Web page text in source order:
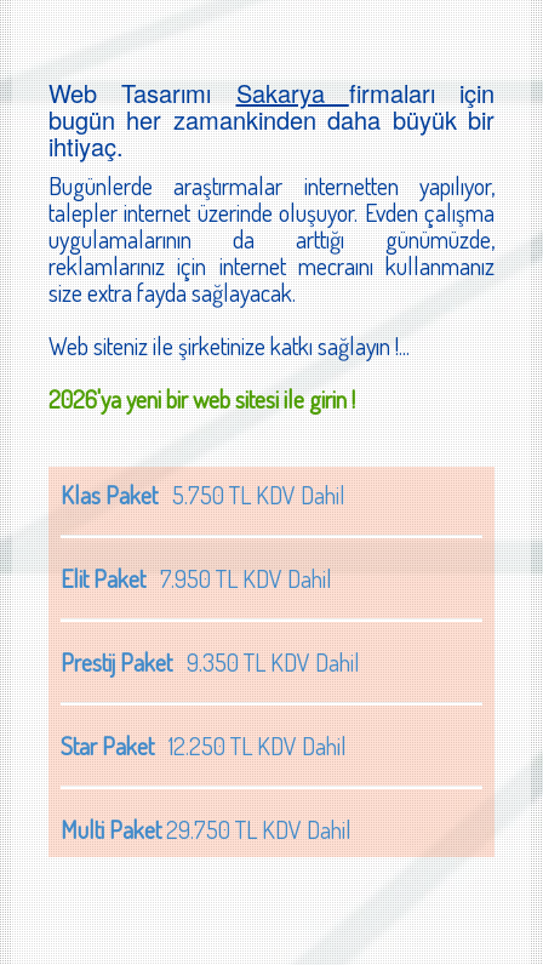
Web TasarımıSakaryafirmaları için
bugün her zamankinden daha büyük bir
ihtiyaç.
Bugünlerde araştırmalar internetten yapılıyor,
talepler internet üzerinde oluşuyor. Evden çalışma
uygulamalarının da arttığı günümüzde,
reklamlarınız için internet mecraını kullanmanız
size extra fayda sağlayacak.
Web siteniz ile şirketinize katkı sağlayın !...
2026'ya yeni bir web sitesi ile girin !
Klas Paket5.750 TL KDV Dahil
Elit Paket7.950 TL KDV Dahil
Prestij Paket9.350 TL KDV Dahil
Star Paket12.250 TL KDV Dahil
Multi Paket29.750 TL KDV Dahil